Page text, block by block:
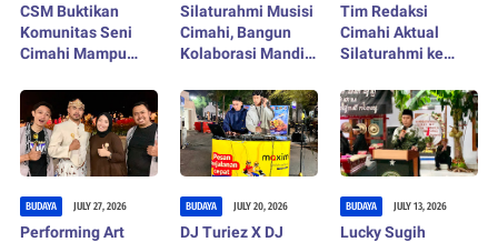
CSM Buktikan
Komunitas Seni
Cimahi Mampu
Tumbuh
Silaturahmi Musisi
Cimahi, Bangun
Kolaborasi Mandiri
Menggerakkan
Ekonomi Kreatif
Tim Redaksi
Cimahi Aktual
Silaturahmi ke
Apresiasi Seni dan
Digitalisasi
Kebudayaan
BUDAYA JULY 27, 2026
Performing Art
BUDAYA JULY 20, 2026
DJ Turiez X DJ
BUDAYA JULY 13, 2026
Lucky Sugih